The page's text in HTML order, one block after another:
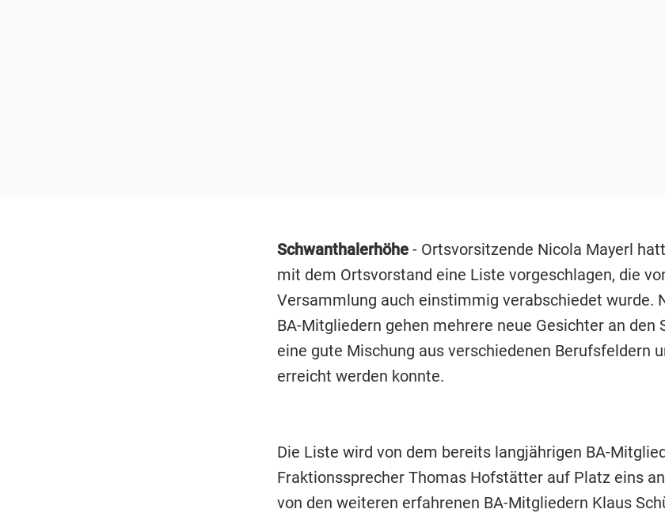
Schwanthalerhöhe- Ortsvorsitzende Nicola Mayerl
mit dem Ortsvorstand eine Liste vorgeschlagen, die
Versammlung auch einstimmig verabschiedet wurde.
BA-Mitgliedern gehen mehrere neue Gesichter an den
eine gute Mischung aus verschiedenen Berufsfeldern
erreicht werden konnte.
Die Liste wird von dem bereits langjährigen BA-
Fraktionssprecher Thomas Hofstätter auf Platz eins
von den weiteren erfahrenen BA-Mitgliedern Klaus